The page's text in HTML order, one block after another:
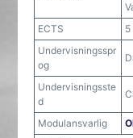
ECTS
5
Undervisningsspr
og
Undervisningsste
d
Modulansvarlig